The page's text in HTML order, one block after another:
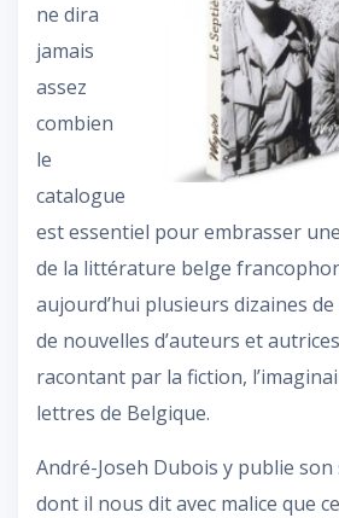
ne dira
jamais
assez
combien
le
catalogue
est essentiel pour embrasser
de la littérature belge
aujourd’hui plusieurs dizaines
de nouvelles d’auteurs et
racontant par la fiction,
lettres de Belgique.
André-Joseh Dubois y publie
dont il nous dit avec malice que